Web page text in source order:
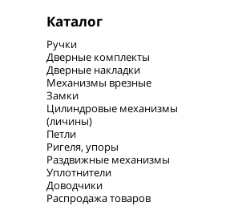
Каталог
Ручки
Дверные комплекты
Дверные накладки
Механизмы врезные
Замки
Цилиндровые механизмы
(личины)
Петли
Ригеля, упоры
Раздвижные механизмы
Уплотнители
Доводчики
Распродажа товаров